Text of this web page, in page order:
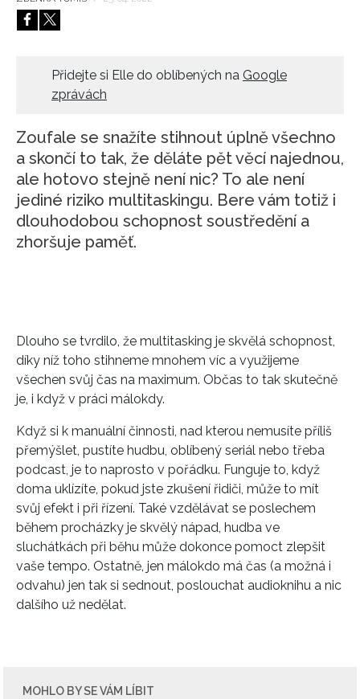
HOME
Přidejte si Elle do oblíbených na Google
zprávách
Zoufale se snažíte stihnout úplně všechno
a skončí to tak, že děláte pět věcí najednou,
ale hotovo stejně není nic? To ale není
jediné riziko multitaskingu. Bere vám totiž i
dlouhodobou schopnost soustředění a
zhoršuje paměť.
Dlouho se tvrdilo, že multitasking je skvělá schopnost,
díky níž toho stihneme mnohem víc a využijeme
všechen svůj čas na maximum. Občas to tak skutečně
je, i když v práci málokdy.
Když si k manuální činnosti, nad kterou nemusíte příliš
přemýšlet, pustíte hudbu, oblíbený seriál nebo třeba
podcast, je to naprosto v pořádku. Funguje to, když
doma uklízíte, pokud jste zkušení řidiči, může to mít
svůj efekt i při řízení. Také vzdělávat se poslechem
během procházky je skvělý nápad, hudba ve
sluchátkách při běhu může dokonce pomoct zlepšit
vaše tempo. Ostatně, jen málokdo má čas (a možná i
odvahu) jen tak si sednout, poslouchat audioknihu a nic
dalšího už nedělat.
MOHLO BY SE VÁM LÍBIT